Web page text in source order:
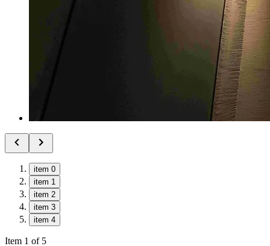
item 0
item 1
item 2
item 3
item 4
Item 1 of 5